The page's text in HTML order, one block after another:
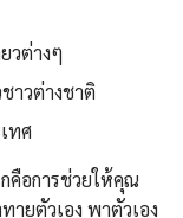
วต่างๆ
าวต่างชาติ
ทศ
คือการช่วยให้คุณ
ายตัวเอง พาตัวเอง